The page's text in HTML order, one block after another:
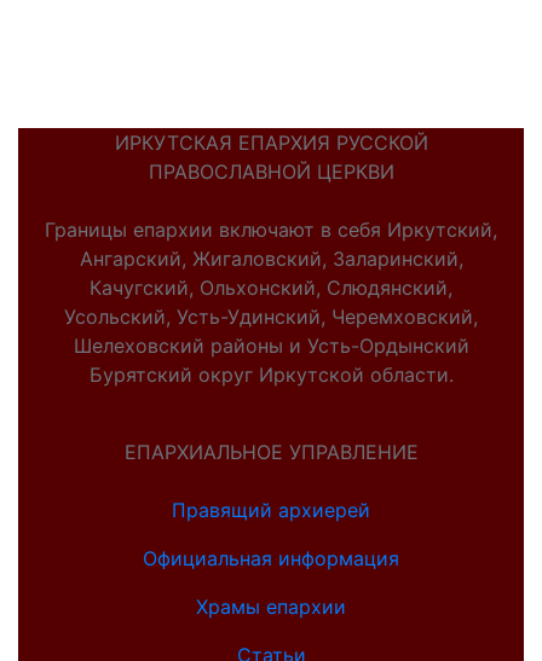
ИРКУТСКАЯ ЕПАРХИЯ РУССКОЙ
ПРАВОСЛАВНОЙ ЦЕРКВИ
Границы епархии включают в себя Иркутский,
Ангарский, Жигаловский, Заларинский,
Качугский, Ольхонский, Слюдянский,
Усольский, Усть-Удинский, Черемховский,
Шелеховский районы и Усть-Ордынский
Бурятский округ Иркутской области.
ЕПАРХИАЛЬНОЕ УПРАВЛЕНИЕ
Правящий архиерей
Официальная информация
Храмы епархии
Статьи